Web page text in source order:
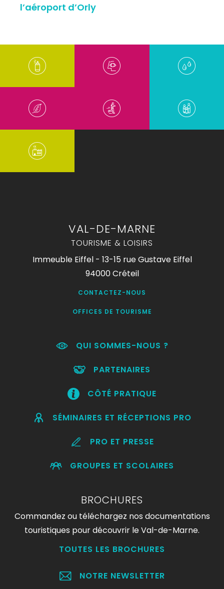
l’aéroport d’Orly
VAL-DE-MARNE
TOURISME & LOISIRS
Immeuble Eiffel - 13-15 rue Gustave Eiffel
94000 Créteil
CONTACTEZ-NOUS
OFFICES DE TOURISME
QUI SOMMES-NOUS ?
PARTENAIRES
CÔTÉ PRATIQUE
SÉMINAIRES ET RÉCEPTIONS PRO
PRO ET PRESSE
GROUPES ET SCOLAIRES
BROCHURES
Commandez ou téléchargez nos documentations
touristiques pour découvrir le Val-de-Marne.
TOUTES LES BROCHURES
NOTRE NEWSLETTER